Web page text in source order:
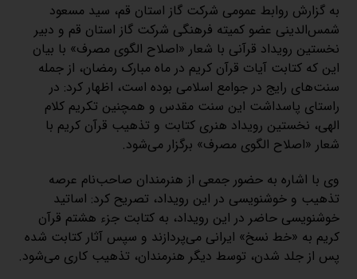
به گزارش روابط عمومی شرکت گاز استان قم، سید مسعود
شمس‌الدینی عضو کمیته فرهنگی شرکت گاز استان قم و دبیر
نخستین رویداد قرآنی با شعار «اصلاح الگوی مصرف» با بیان
این که کتابت آیات قرآن کریم در ماه مبارک رمضان، از جمله
سنت‌های رایج در جوامع اسلامی بوده است، اظهار کرد: در
راستای پاسداشت این سنت مقدس و همچنین تکریم کلام
الهی، نخستین رویداد هنری کتابت و تذهیب قرآن کریم با
شعار «اصلاح الگوی مصرف» برگزار می‌شود.
وی با اشاره به حضور جمعی از هنرمندان صاحب‌نام عرصه
تذهیب و خوشنویسی در این رویداد، تصریح کرد: اساتید
خوشنویسی حاضر در این رویداد، به کتابت جزء هشتم قرآن
کریم به «خط نسخ» ایرانی می‌پردازند و سپس آثار کتابت شده
پس از جلد شدن، توسط دیگر هنرمندان، تذهیب کاری می‌شود.